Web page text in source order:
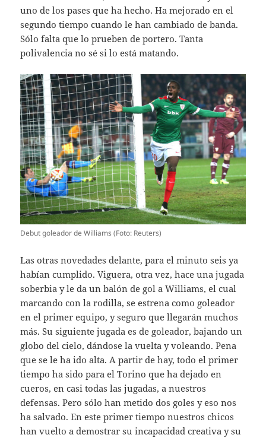
uno de los pases que ha hecho. Ha mejorado en el
segundo tiempo cuando le han cambiado de banda.
Sólo falta que lo prueben de portero. Tanta
polivalencia no sé si lo está matando.
Debut goleador de Williams (Foto: Reuters)
Las otras novedades delante, para el minuto seis ya
habían cumplido. Viguera, otra vez, hace una jugada
soberbia y le da un balón de gol a Williams, el cual
marcando con la rodilla, se estrena como goleador
en el primer equipo, y seguro que llegarán muchos
más. Su siguiente jugada es de goleador, bajando un
globo del cielo, dándose la vuelta y voleando. Pena
que se le ha ido alta. A partir de hay, todo el primer
tiempo ha sido para el Torino que ha dejado en
cueros, en casi todas las jugadas, a nuestros
defensas. Pero sólo han metido dos goles y eso nos
ha salvado. En este primer tiempo nuestros chicos
han vuelto a demostrar su incapacidad creativa y su